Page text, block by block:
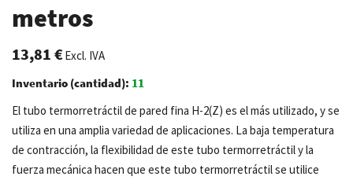
metros
13,81 €Excl. IVA
Inventario (cantidad): 11
El tubo termorretráctil de pared fina H-2(Z) es el más utilizado, y se
utiliza en una amplia variedad de aplicaciones. La baja temperatura
de contracción, la flexibilidad de este tubo termorretráctil y la
fuerza mecánica hacen que este tubo termorretráctil se utilice